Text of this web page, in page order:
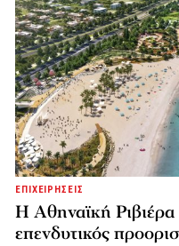
ΕΠΙΧΕΙΡΗΣΕΙΣ
Η Αθηναϊκή
επενδυτικός